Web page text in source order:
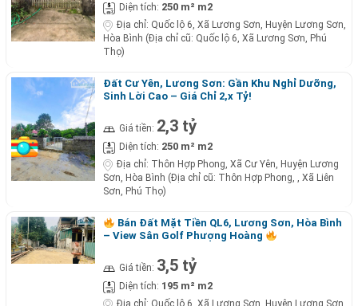
Diện tích: 250 m² m2
Địa chỉ: Quốc lộ 6, Xã Lương Sơn, Huyện Lương Sơn,
Hòa Bình (Địa chỉ cũ: Quốc lộ 6, Xã Lương Sơn, Phú
Thọ)
Đất Cư Yên, Lương Sơn: Gần Khu Nghỉ Dưỡng,
Sinh Lời Cao – Giá Chỉ 2,x Tỷ!
Giá tiền: 2,3 tỷ
Diện tích: 250 m² m2
Địa chỉ: Thôn Hợp Phong, Xã Cư Yên, Huyện Lương
Sơn, Hòa Bình (Địa chỉ cũ: Thôn Hợp Phong, , Xã Liên
Sơn, Phú Thọ)
Bán Đất Mặt Tiền QL6, Lương Sơn, Hòa Bình
– View Sân Golf Phượng Hoàng
Giá tiền: 3,5 tỷ
Diện tích: 195 m² m2